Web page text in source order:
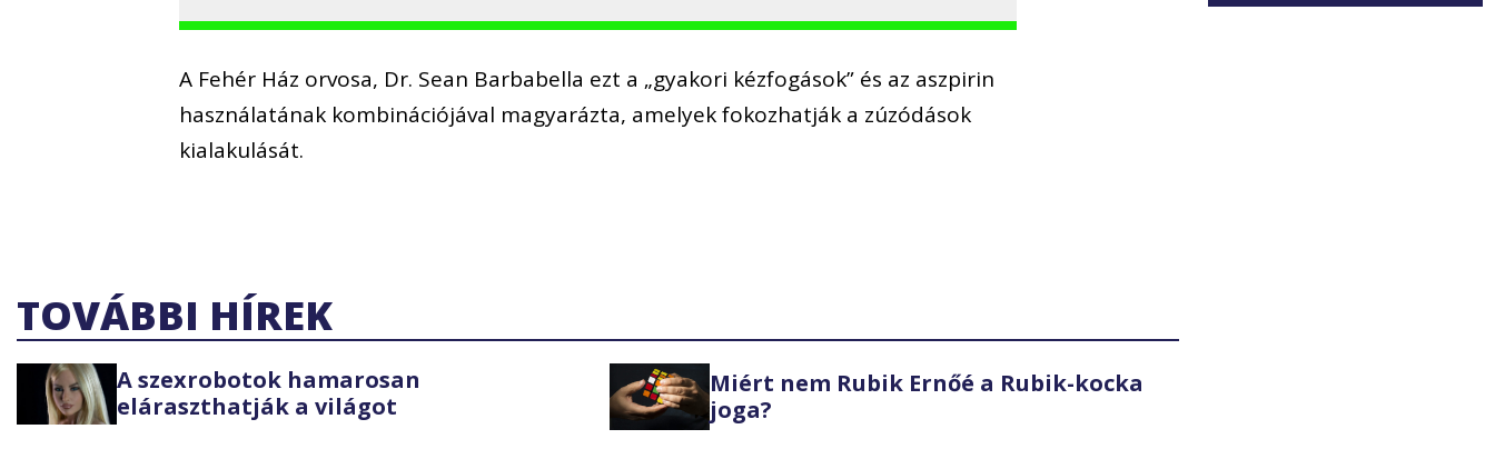
A Fehér Ház orvosa, Dr. Sean Barbabella ezt a „gyakori kézfogások” és az aszpirin
használatának kombinációjával magyarázta, amelyek fokozhatják a zúzódások
kialakulását.
TOVÁBBI HÍREK
A szexrobotok hamarosan
eláraszthatják a világot
Miért nem Rubik Ernőé a Rubik-kocka
joga?